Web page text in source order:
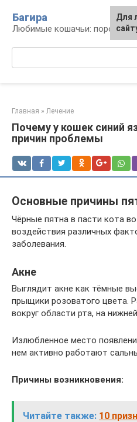
контенту
Багира
Любимые кошачьи: породы,
Главная » Лечение
Почему у кошек синий
причин проблемы
Основные причины
Чёрные пятна в пасти кота
воздействия различных
заболевания.
Акне
Выглядит акне как тёмные
прыщики розоватого цвета.
вокруг области рта, на
Излюбленное место
нем активно работают
Причины возникновения:
Читайте также: 10
Для